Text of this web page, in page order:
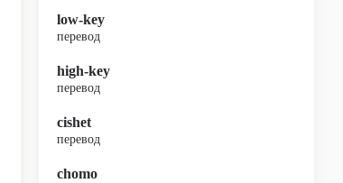
low-key
перевод
high-key
перевод
cishet
перевод
chomo